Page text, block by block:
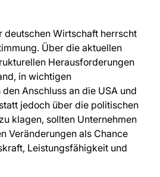
deutschen Wirtschaft herrscht
Über die aktuellen
Herausforderungen
in wichtigen
Anschluss an die USA und
jedoch über die politischen
klagen, sollten Unternehmen
Veränderungen als Chance
Leistungsfähigkeit und